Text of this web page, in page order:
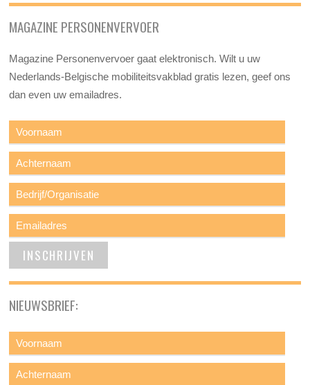
MAGAZINE PERSONENVERVOER
Magazine Personenvervoer gaat elektronisch. Wilt u uw
Nederlands-Belgische mobiliteitsvakblad gratis lezen, geef ons
dan even uw emailadres.
NIEUWSBRIEF: